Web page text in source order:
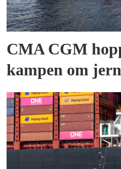
CMA CGM
kampen om